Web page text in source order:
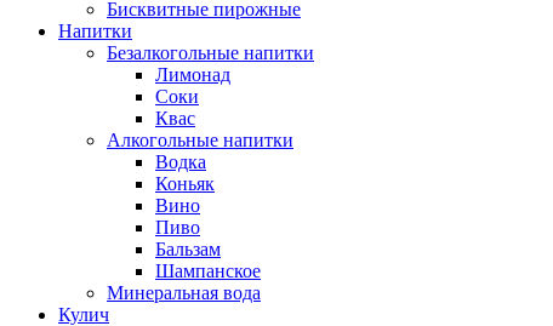
Бисквитные пирожные
Напитки
Безалкогольные напитки
Лимонад
Соки
Квас
Алкогольные напитки
Водка
Коньяк
Вино
Пиво
Бальзам
Шампанское
Минеральная вода
Кулич